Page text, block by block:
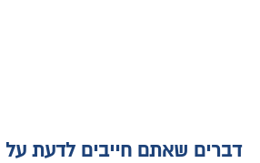
דברים שאתם חייבים לדעת על